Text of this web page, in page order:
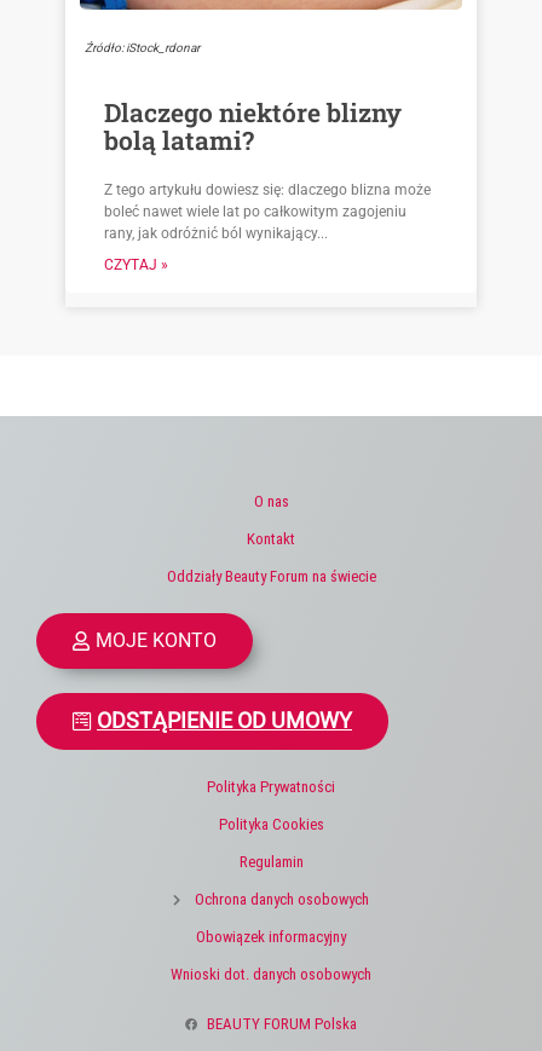
Źródło: iStock_rdonar
Dlaczego niektóre blizny
bolą latami?
Z tego artykułu dowiesz się: dlaczego blizna może
boleć nawet wiele lat po całkowitym zagojeniu
rany, jak odróżnić ból wynikający...
CZYTAJ »
O nas
Kontakt
Oddziały Beauty Forum na świecie
MOJE KONTO
ODSTĄPIENIE OD UMOWY
Polityka Prywatności
Polityka Cookies
Regulamin
Ochrona danych osobowych
Obowiązek informacyjny
Wnioski dot. danych osobowych
BEAUTY FORUM Polska